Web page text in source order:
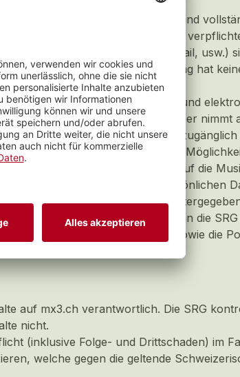
Daten wahrheitsgemäss und
des Nutzers. Der Nutzer ist
(Umzug, neue E-Mail, usw.)
zu löschen. Eine solche Löschung hat
Daten bei der SRG registriert und
des Nutzers. Der Nutzer nimmt
Dritten und deren Internetseiten
innerhalb des Internets die
Musik- oder Videoinhalte auf die
damit, dass seine persönlichen
Kunden der SRG sind,
von mx3.ch fest, kann die
Behörden bekannt geben sowie die
auf mx3.ch verantwortlich. Die SRG
nicht.
(inklusive Folge- und Drittschaden) im
welche gegen die geltende